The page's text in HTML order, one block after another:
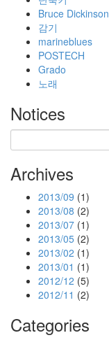
Bruce Dickinson
감기
marineblues
POSTECH
Grado
노래
Notices
Archives
2013/09 (1)
2013/08 (2)
2013/07 (1)
2013/05 (2)
2013/02 (1)
2013/01 (1)
2012/12 (5)
2012/11 (2)
Categories